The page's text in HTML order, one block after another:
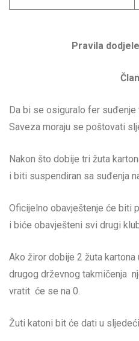
Pravila
Da bi se osiguralo fer
Saveza moraju se poštovati
Nakon što dobije tri žuta
i biti suspendiran sa suđenja
Oficijelno obavještenje će biti
i biće obavješteni svi drugi
Ako žiror dobije 2 žuta
drugog drževnog takmičenja
vratit će se na 0.
Žuti katoni bit će dati u